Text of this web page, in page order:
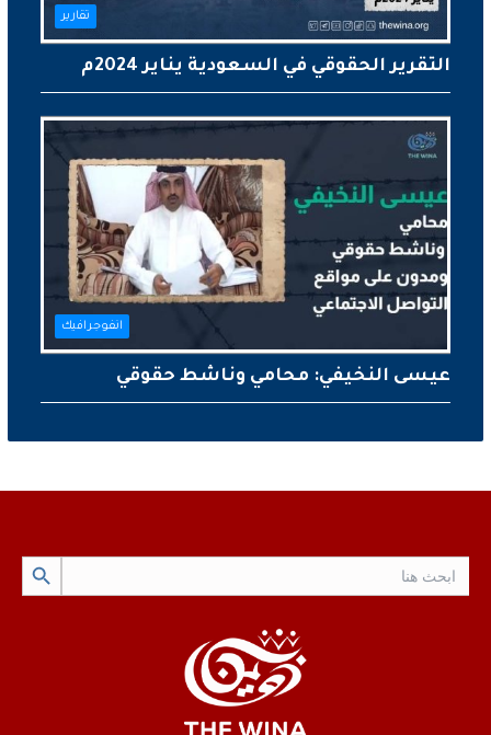
تقارير
التقرير الحقوقي في السعودية يناير 2024م
انفوجرافيك
عيسى النخيفي: محامي وناشط حقوقي
Search
Search Button